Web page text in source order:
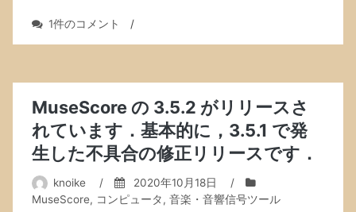
妻
っ
た．
yum
の
WordPress
5.5.1-
1
か
ら
5.5.1-
2
1件のコメント /
MuseScore の 3.5.2 がリリースさ
れています．基本的に，3.5.1 で発
生した不具合の修正リリースです．
knoike / 2020年10月18日
/
MuseScore, コンピュータ, 音楽・音響信号ツール